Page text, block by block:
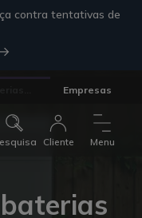
contra tentativas de
Empresas
Cliente Menu